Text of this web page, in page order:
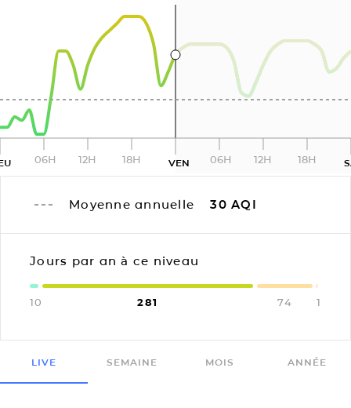
06H 12H 18H VEN 06H 12H 18H
Moyenne annuelle 30 AQI
Jours par an à ce niveau
10 281 74 1
LIVE SEMAINE MOIS ANNÉE